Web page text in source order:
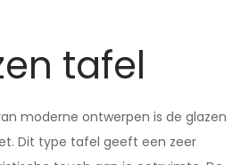
tafel
moderne ontwerpen is de glazen
Dit type tafel geeft een zeer